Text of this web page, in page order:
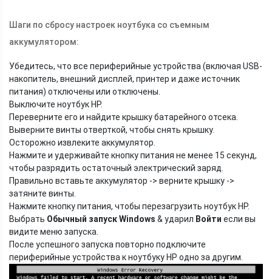
Шаги по сбросу настроек ноутбука со съемным
аккумулятором:
Убедитесь, что все периферийные устройства (включая USB-
накопитель, внешний дисплей, принтер и даже источник
питания) отключены или отключены.
Выключите ноутбук HP.
Переверните его и найдите крышку батарейного отсека.
Выверните винты отверткой, чтобы снять крышку.
Осторожно извлеките аккумулятор.
Нажмите и удерживайте кнопку питания не менее 15 секунд,
чтобы разрядить остаточный электрический заряд.
Правильно вставьте аккумулятор -> верните крышку ->
затяните винты.
Нажмите кнопку питания, чтобы перезагрузить ноутбук HP.
Выбрать Обычный запуск Windows & ударил Войти если вы
видите меню запуска.
После успешного запуска повторно подключите
периферийные устройства к ноутбуку HP одно за другим.